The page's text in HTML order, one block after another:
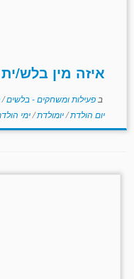
איזה מין בלש/
ב פעילות ומשחקים - בלשים/
יום הולדת/יומולדת/ימי